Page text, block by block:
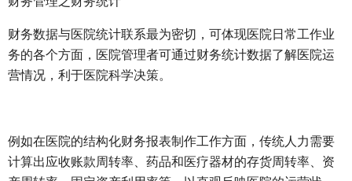
财务数据与医院统计联系最为密切，可体现医院日常工作业
务的各个方面，医院管理者可通过财务统计数据了解医院运
营情况，利于医院科学决策。
例如在医院的结构化财务报表制作工作方面，传统人力需要
计算出应收账款周转率、药品和医疗器材的存货周转率、资